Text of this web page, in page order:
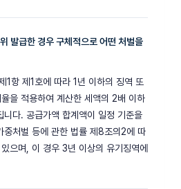
발급한 경우 구체적으로 어떤 처벌을
1항 제1호에 따라 1년 이하의 징역 또
을 적용하여 계산한 세액의 2배 이하
니다. 공급가액 합계액이 일정 기준을
중처벌 등에 관한 법률 제8조의2에 따
으며, 이 경우 3년 이상의 유기징역에